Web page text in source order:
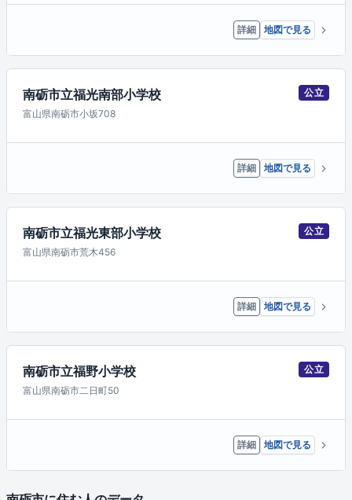
詳細 地図で見る
南砺市立福光南部小学校
公立
富山県南砺市小坂708
詳細 地図で見る
南砺市立福光東部小学校
公立
富山県南砺市荒木456
詳細 地図で見る
南砺市立福野小学校
公立
富山県南砺市二日町50
詳細 地図で見る